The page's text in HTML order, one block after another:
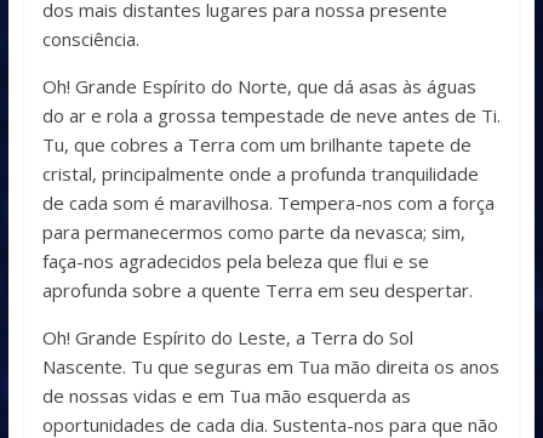
dos mais distantes lugares para nossa presente
consciência.
Oh! Grande Espírito do Norte, que dá asas às águas
do ar e rola a grossa tempestade de neve antes de Ti.
Tu, que cobres a Terra com um brilhante tapete de
cristal, principalmente onde a profunda tranquilidade
de cada som é maravilhosa. Tempera-nos com a força
para permanecermos como parte da nevasca; sim,
faça-nos agradecidos pela beleza que flui e se
aprofunda sobre a quente Terra em seu despertar.
Oh! Grande Espírito do Leste, a Terra do Sol
Nascente. Tu que seguras em Tua mão direita os anos
de nossas vidas e em Tua mão esquerda as
oportunidades de cada dia. Sustenta-nos para que não